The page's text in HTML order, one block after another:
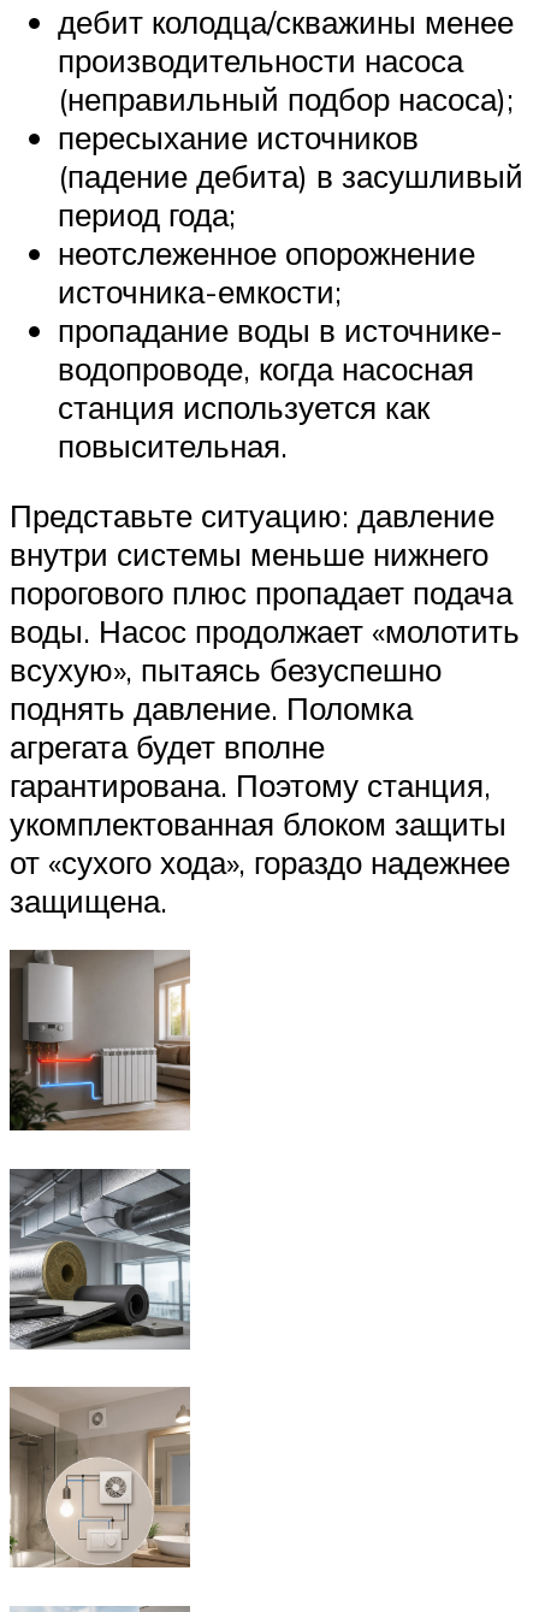
дебит колодца/скважины менее
производительности насоса
(неправильный подбор насоса);
пересыхание источников
(падение дебита) в засушливый
период года;
неотслеженное опорожнение
источника-емкости;
пропадание воды в источнике-
водопроводе, когда насосная
станция используется как
повысительная.
Представьте ситуацию: давление
внутри системы меньше нижнего
порогового плюс пропадает подача
воды. Насос продолжает «молотить
всухую», пытаясь безуспешно
поднять давление. Поломка
агрегата будет вполне
гарантирована. Поэтому станция,
укомплектованная блоком защиты
от «сухого хода», гораздо надежнее
защищена.